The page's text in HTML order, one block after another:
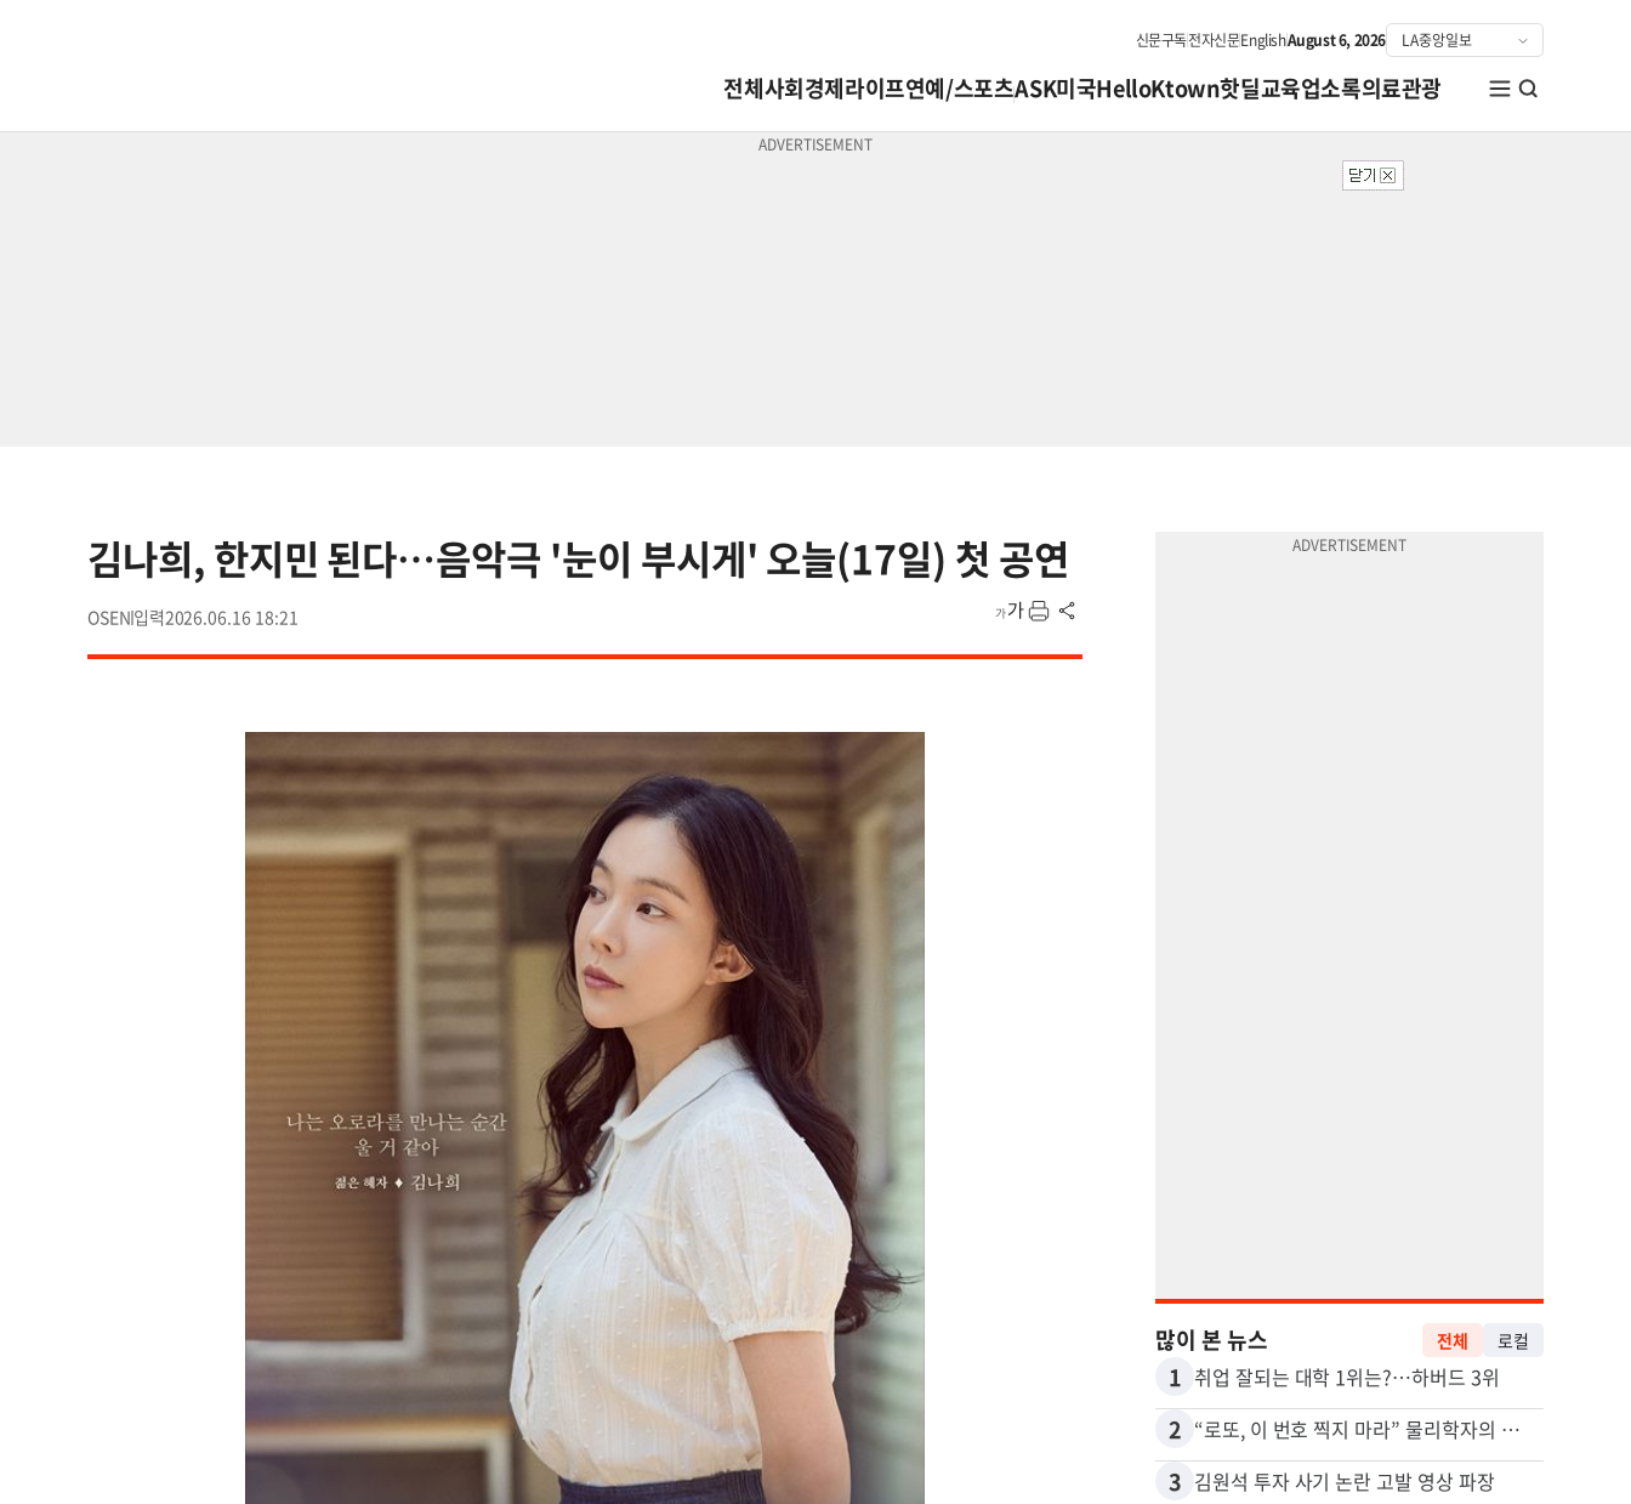
신문구독전자신문EnglishAugust 6, 2026
전체사회경제라이프연예/스포츠ASK미국HelloKtown핫딜교육업소록의료관광
김나희, 한지민 된다…음악극 '눈이 부시게' 오늘(17일) 첫 공연
OSEN 2026.06.16 18:21
많이 본 뉴스 전체 로컬
1 취업 잘되는 대학 1위는?…하버드 3위
2 “로또, 이 번호 찍지 마라” 물리학자의 당첨금 높이는 비밀
3 김원석 투자 사기 논란 고발 영상 파장